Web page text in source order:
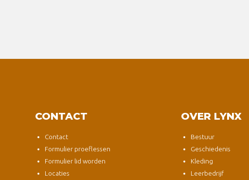
CONTACT
Contact
Formulier proeflessen
Formulier lid worden
Locaties
OVER LYNX
Bestuur
Geschiedenis
Kleding
Leerbedrijf